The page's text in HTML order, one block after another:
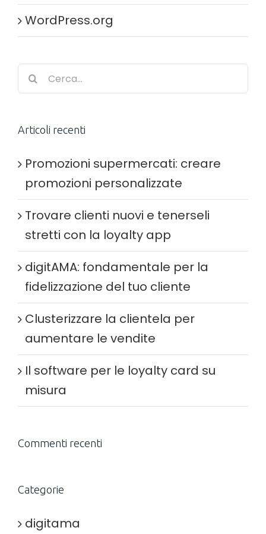
WordPress.org
Cerca
per:
Articoli recenti
Promozioni supermercati: creare
promozioni personalizzate
Trovare clienti nuovi e tenerseli
stretti con la loyalty app
digitAMA: fondamentale per la
fidelizzazione del tuo cliente
Clusterizzare la clientela per
aumentare le vendite
Il software per le loyalty card su
misura
Commenti recenti
Categorie
digitama